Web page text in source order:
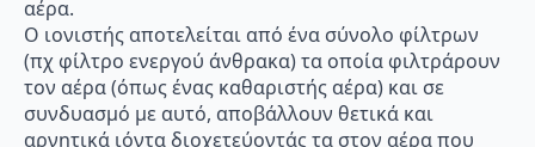
αέρα.
Ο ιονιστής αποτελείται από ένα σύνολο φίλτρων
(πχ φίλτρο ενεργού άνθρακα) τα οποία φιλτράρουν
τον αέρα (όπως ένας καθαριστής αέρα) και σε
συνδυασμό με αυτό, αποβάλλουν θετικά και
αρνητικά ιόντα διοχετεύοντάς τα στον αέρα που